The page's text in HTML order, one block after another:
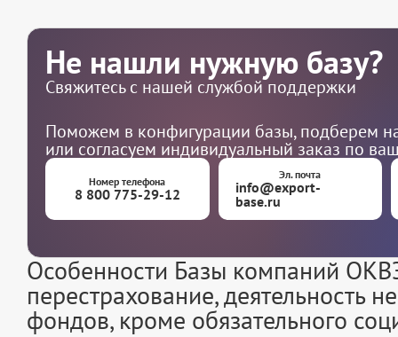
Не нашли нужную базу?
Свяжитесь с нашей службой поддержки
Поможем в конфигурации базы, подберем
или согласуем индивидуальный заказ по
Номер телефона
8 800 775-29-12
Эл. почта
info@export-
base.ru
Особенности Базы компаний
перестрахование, деятельность
фондов, кроме обязательного